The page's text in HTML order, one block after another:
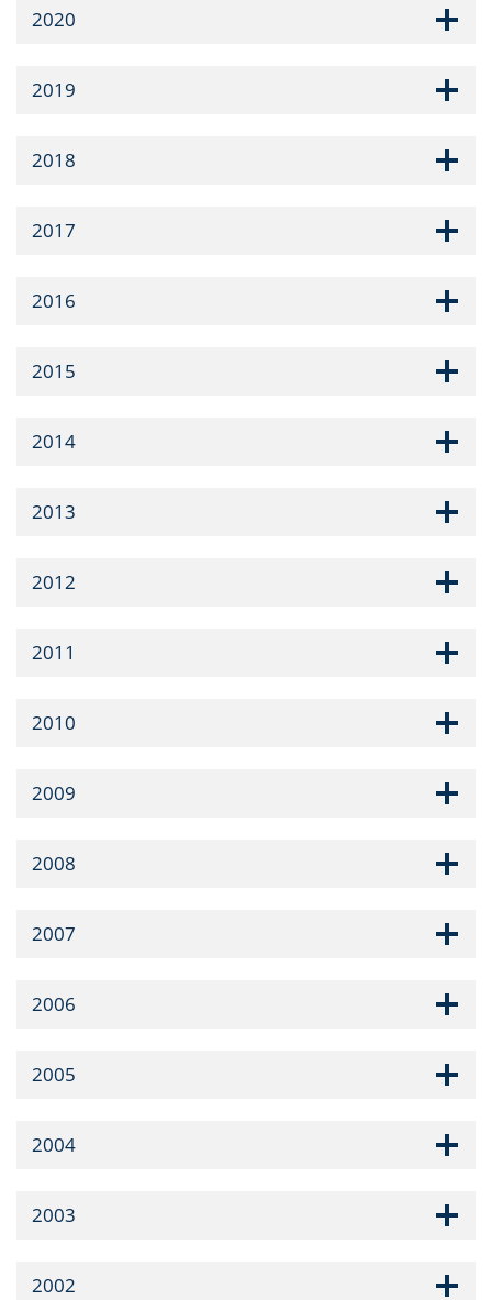
2020
2019
2018
2017
2016
2015
2014
2013
2012
2011
2010
2009
2008
2007
2006
2005
2004
2003
2002